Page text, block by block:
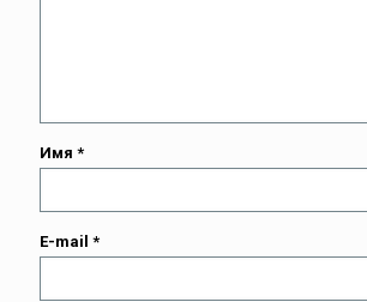
Имя *
E-mail *